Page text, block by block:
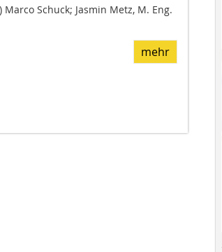
Schuck; Jasmin Metz, M. Eng.
mehr